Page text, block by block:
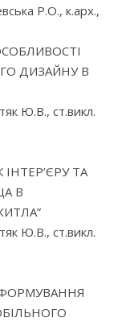
Р.О., к.арх.,
ДИЗАЙНУ В
Ю.В., ст.викл.
ТА
В
Ю.В., ст.викл.